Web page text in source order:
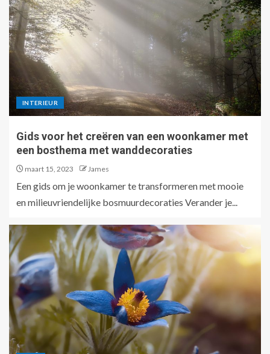
INTERIEUR
Gids voor het creëren van een woonkamer met
een bosthema met wanddecoraties
maart 15, 2023 James
Een gids om je woonkamer te transformeren met mooie
en milieuvriendelijke bosmuurdecoraties Verander je...